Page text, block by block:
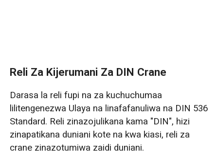
Reli Za Kijerumani Za DIN Crane
Darasa la reli fupi na za kuchuchumaa
lilitengenezwa Ulaya na linafafanuliwa na DIN 536
Standard. Reli zinazojulikana kama "DIN", hizi
zinapatikana duniani kote na kwa kiasi, reli za
crane zinazotumiwa zaidi duniani.